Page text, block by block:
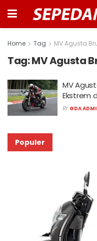
Home Tag MV Agusta
Tag:MV Agusta
MV
Ekstrem
BY GDA
Populer